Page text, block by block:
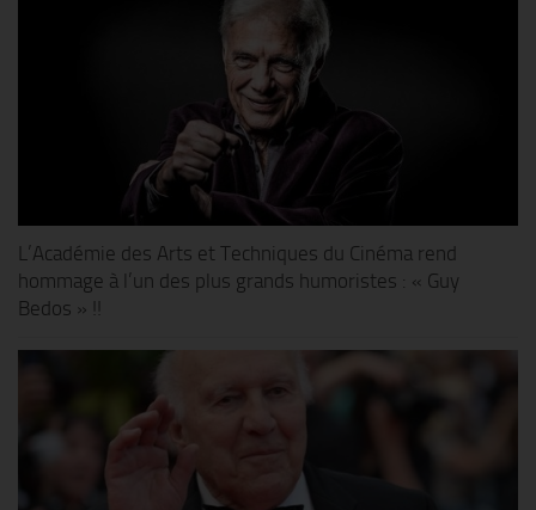
L’Académie des Arts et Techniques du Cinéma rend
hommage à l’un des plus grands humoristes : « Guy
Bedos » !!